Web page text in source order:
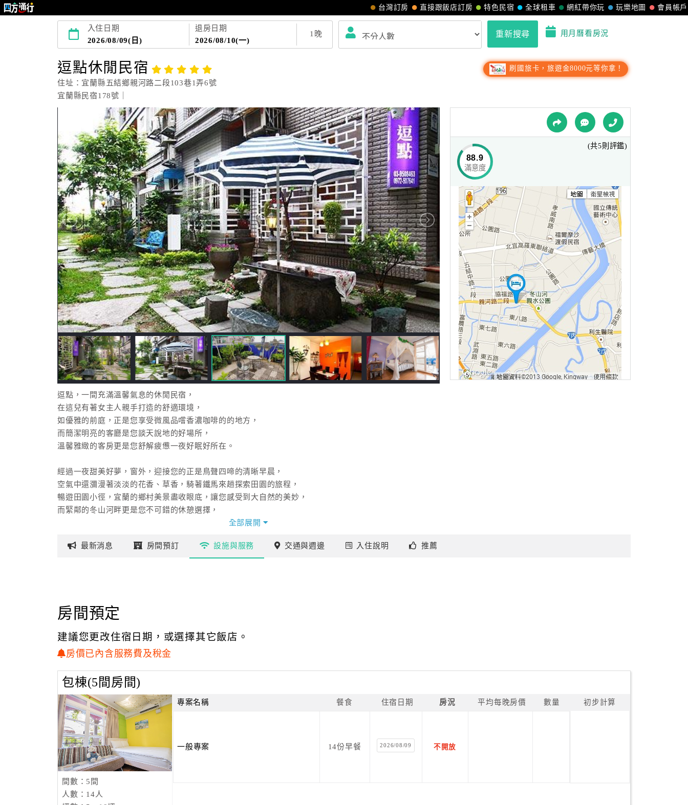
會員帳戶
玩樂地圖
網紅帶你玩
全球租車
特色民宿
直接跟飯店訂房
台灣訂房
入住日期
2026/08/09(日)
退房日期
2026/08/10(一)
1 晚 重新搜尋 用月曆看房況
逗點休閒民宿
住址：宜蘭縣五結鄉親河路二段103巷1弄6號
宜蘭縣民宿178號｜
刷國旅卡，旅遊金8000元等你拿！
逗點，一間充滿溫馨氣息的休閒民宿，
在這兒有著女主人親手打造的舒適環境，
如優雅的前庭，正是您享受微風品嚐香濃咖啡的的地方，
而簡潔明亮的客廳是您談天說地的好場所，
溫馨雅緻的客房更是您舒解疲憊一夜好眠好所在。
經過一夜甜美好夢，窗外，迎接您的正是鳥聲四啼的清晰早晨，
空氣中還瀰漫著淡淡的花香、草香，騎著鐵馬來趟探索田園的旅程，
暢遊田園小徑，宜蘭的鄉村美景盡收眼底，讓您感受到大自然的美妙，
而緊鄰的冬山河畔更是您不可錯的休憩選擇，
一間用心經營、值得您到訪的民宿──逗點，讓您真正獲得充分休憩的優質民宿。
全部展開
88.9
滿意度
(共5則評鑑)
最新消息 房間預訂 設施與服務 交通與週邊 入住說明 推薦
房間預定
建議您更改住宿日期，或選擇其它飯店。
房價已內含服務費及稅金
包棟(5間房間)
間數：5間
人數：14人
專案名稱 餐食 住宿日期 房況 平均每晚房價 數量 初步計算
一般專案 14份早餐 2026/08/09 不開放